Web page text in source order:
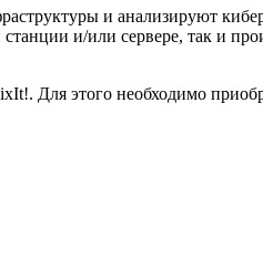
и анализируют
и/или сервере, так и
Для этого необходимо